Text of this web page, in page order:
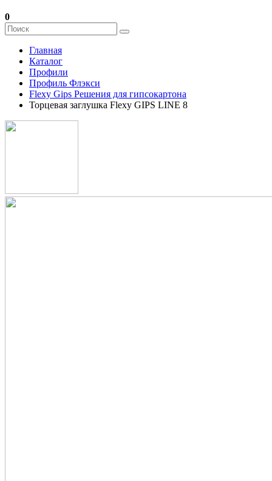
0
Главная
Каталог
Профили
Профиль Флэкси
Flexy Gips Решения для гипсокартона
Торцевая заглушка Flexy GIPS LINE 8